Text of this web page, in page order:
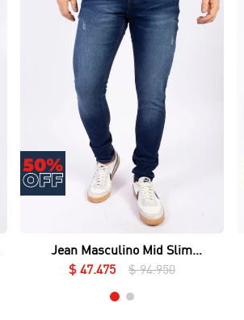
Vista rápida
Jean Masculino Mid Slim
Essential
$ 47.475 $ 94.950